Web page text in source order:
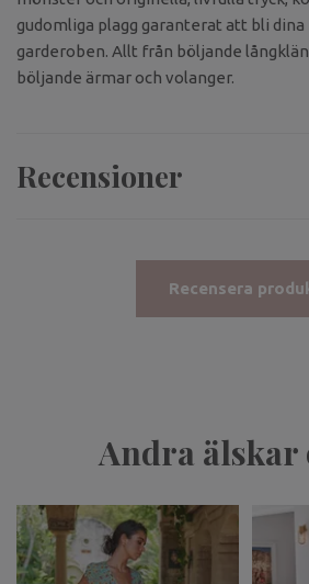
gudomliga plagg garanterat att bli
garderoben. Allt från böljande
böljande ärmar och volanger.
Recensioner
Recensera
Andra älskar